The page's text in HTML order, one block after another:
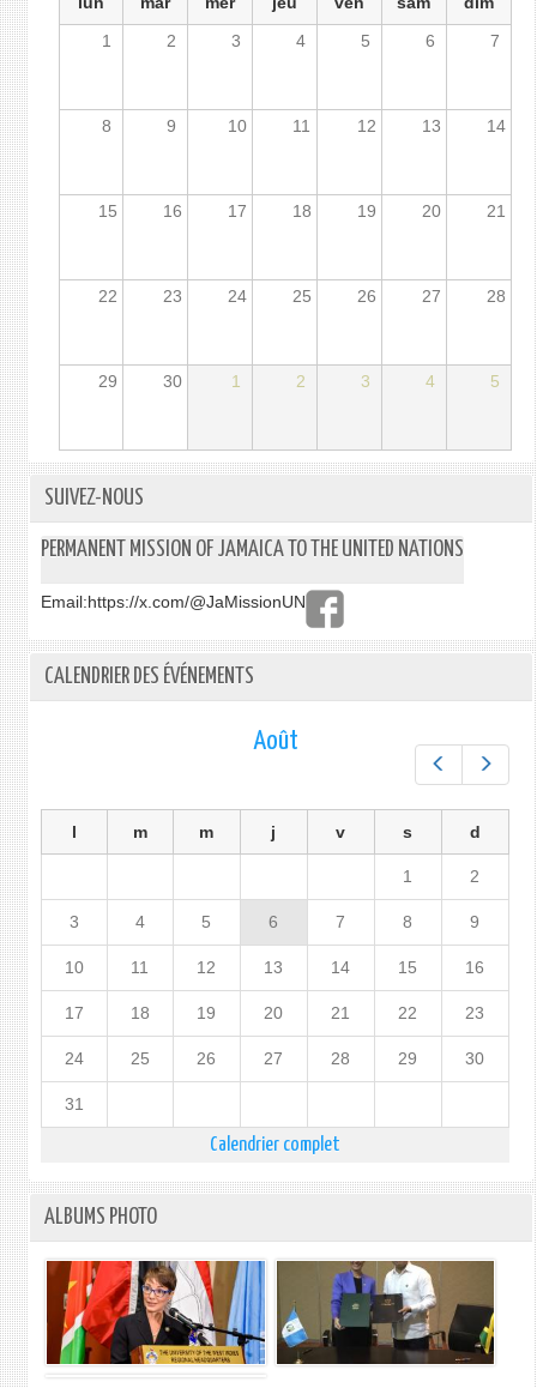
1
2 3 4 5 6 7
8 9 10 11 12 13 14
15 16 17 18 19 20 21
22 23 24 25 26 27 28
29 30 1 2 3 4 5
SUIVEZ-NOUS
PERMANENT MISSION OF JAMAICA TO THE UNITED NATIONS
Email:https://x.com/@JaMissionUN
CALENDRIER DES ÉVÉNEMENTS
Préc.
Août
l m m j v s d
1 2
3 4 5 6 7 8 9
10 11 12 13 14 15 16
17 18 19 20 21 22 23
24 25 26 27 28 29 30
31
Calendrier complet
ALBUMS PHOTO